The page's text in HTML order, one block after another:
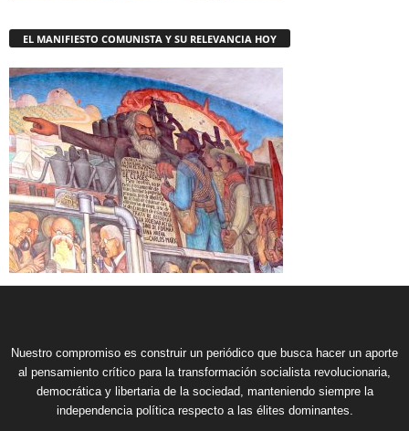
EL MANIFIESTO COMUNISTA Y SU RELEVANCIA HOY
Nuestro compromiso es construir un periódico que busca hacer un aporte
al pensamiento crítico para la transformación socialista revolucionaria,
democrática y libertaria de la sociedad, manteniendo siempre la
independencia política respecto a las élites dominantes.